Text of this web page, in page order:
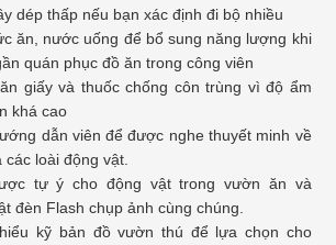
dép thấp nếu bạn xác định đi bộ nhiều
ăn, nước uống để bổ sung năng lượng khi
quán phục đồ ăn trong công viên
giấy và thuốc chống côn trùng vì độ ẩm
khá cao
dẫn viên để được nghe thuyết minh về
loài động vật.
tự ý cho động vật trong vườn ăn và
đèn Flash chụp ảnh cùng chúng.
kỹ bản đồ vườn thú để lựa chọn cho